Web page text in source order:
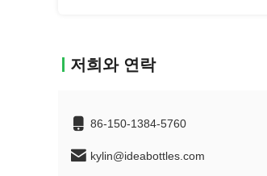
저희와 연락
86-150-1384-5760
kylin@ideabottles.com